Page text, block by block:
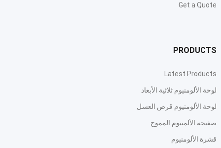
Get a Quote
PRODUCTS
Latest Products
لوحة الألومنيوم ثلاثية الأبعاد
لوحة الألومنيوم قرص العسل
صفيحة الألمنيوم المموج
قشرة الألومنيوم